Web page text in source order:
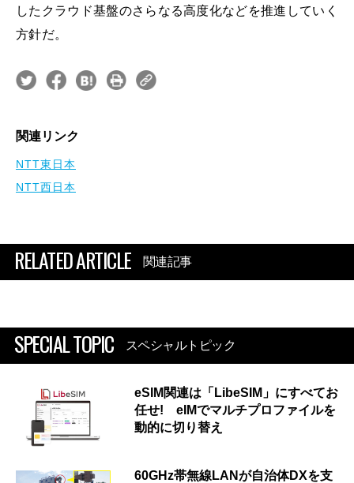
したクラウド基盤のさらなる高度化などを推進していく
方針だ。
関連リンク
NTT東日本
NTT西日本
RELATED ARTICLE 関連記事
SPECIAL TOPIC スペシャルトピック
eSIM関連は「LibeSIM」にすべてお
任せ! eIMでマルチプロファイルを
動的に切り替え
60GHz帯無線LANが自治体DXを支